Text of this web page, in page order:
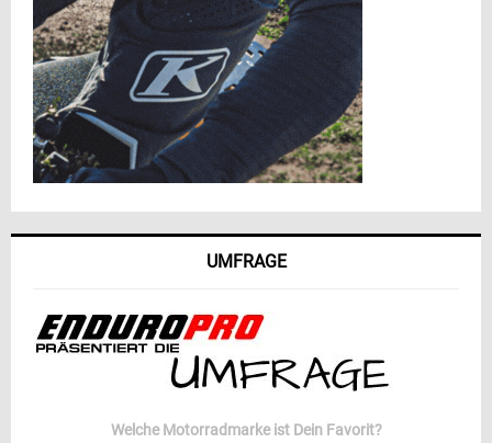
UMFRAGE
Welche Motorradmarke ist Dein Favorit?